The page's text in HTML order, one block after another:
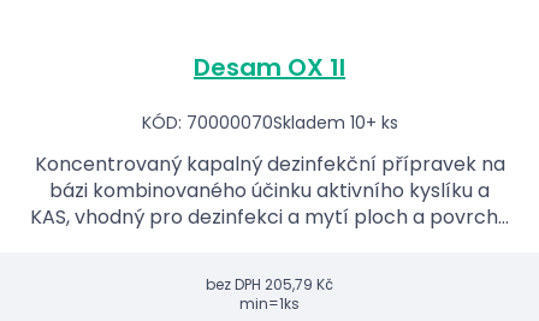
Desam OX 1l
KÓD: 70000070Skladem 10+ ks
Koncentrovaný kapalný dezinfekční přípravek na
bázi kombinovaného účinku aktivního kyslíku a
KAS, vhodný pro dezinfekci a mytí ploch a povrchů
bez DPH 205,79 Kč
min=1ks